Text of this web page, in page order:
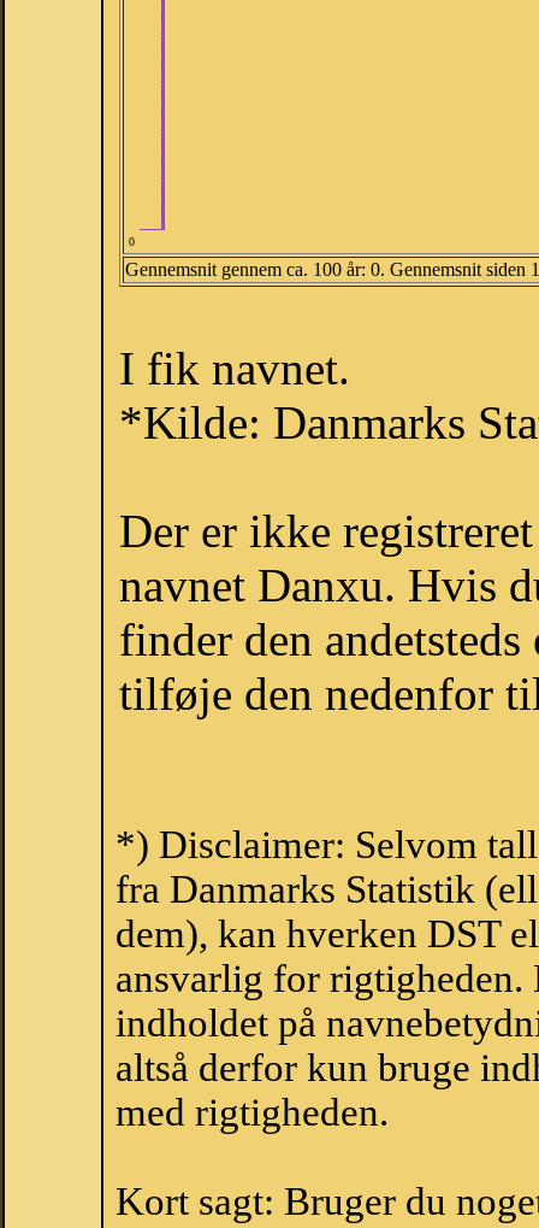
0
Gennemsnit gennem ca. 100 år: 0. Gennemsnit siden
I fik navnet.
*Kilde: Danmarks
Der er ikke
navnet Danxu. Hvis
finder den
tilføje den nedenfor
*) Disclaimer: Selvom
fra Danmarks Statistik
dem), kan hverken DST
ansvarlig for
indholdet på
altså derfor kun bruge
med rigtigheden.
Kort sagt: Bruger du